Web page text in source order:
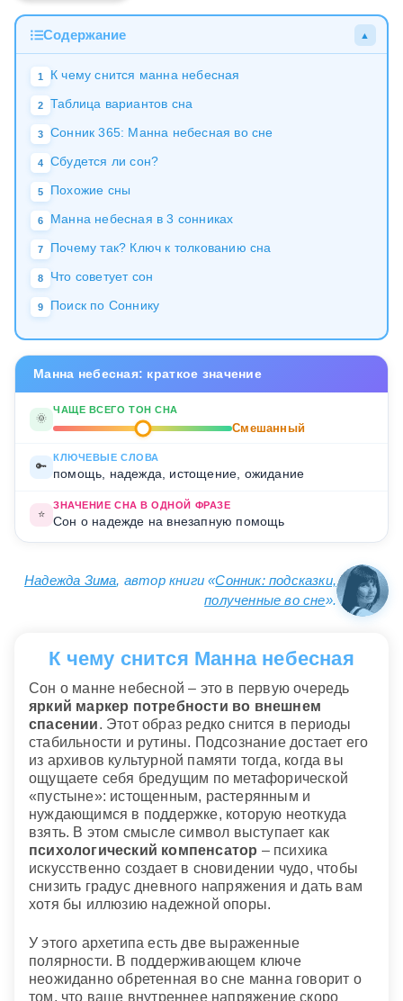
Содержание ▲
1 К чему снится манна небесная
2 Таблица вариантов сна
3 Сонник 365: Манна небесная во сне
4 Сбудется ли сон?
5 Похожие сны
6 Манна небесная в 3 сонниках
7 Почему так? Ключ к толкованию сна
8 Что советует сон
9 Поиск по Соннику
Манна небесная: краткое значение
🌞
ЧАЩЕ ВСЕГО ТОН СНА
Смешанный
🔑
КЛЮЧЕВЫЕ СЛОВА
помощь, надежда, истощение, ожидание
⭐
ЗНАЧЕНИЕ СНА В ОДНОЙ ФРАЗЕ
Сон о надежде на внезапную помощь
Надежда Зима, автор книги «Сонник: подсказки,
полученные во сне».
К чему снится Манна небесная
Сон о манне небесной – это в первую очередь
яркий маркер потребности во внешнем
спасении. Этот образ редко снится в периоды
стабильности и рутины. Подсознание достает его
из архивов культурной памяти тогда, когда вы
ощущаете себя бредущим по метафорической
«пустыне»: истощенным, растерянным и
нуждающимся в поддержке, которую неоткуда
взять. В этом смысле символ выступает как
психологический компенсатор – психика
искусственно создает в сновидении чудо, чтобы
снизить градус дневного напряжения и дать вам
хотя бы иллюзию надежной опоры.
У этого архетипа есть две выраженные
полярности. В поддерживающем ключе
неожиданно обретенная во сне манна говорит о
том, что ваше внутреннее напряжение скоро